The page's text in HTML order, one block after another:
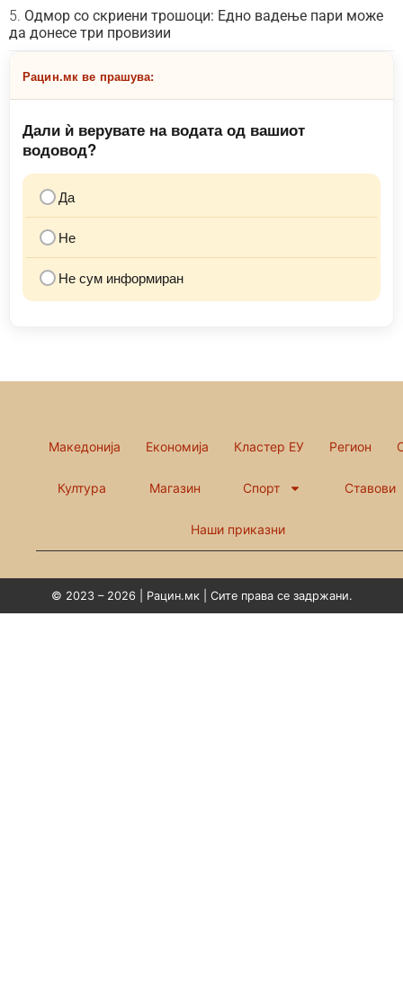
Одмор со скриени трошоци: Едно вадење пари може
да донесе три провизии
Рацин.мк ве прашува:
Дали ѝ верувате на водата од вашиот
водовод?
Да
Не
Не сум информиран
Македонија Економија Кластер ЕУ Регион
Култура Магазин Спорт Ставови
Наши приказни
© 2023 – 2026 | Рацин.мк | Сите права се задржани.